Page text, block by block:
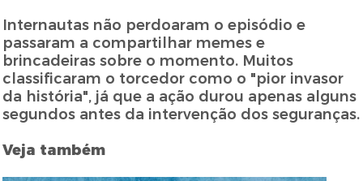
Internautas não perdoaram o episódio e
passaram a compartilhar memes e
brincadeiras sobre o momento. Muitos
classificaram o torcedor como o "pior invasor
da história", já que a ação durou apenas alguns
segundos antes da intervenção dos seguranças.
Veja também